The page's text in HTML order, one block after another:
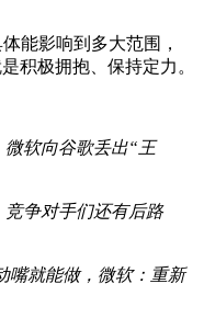
能影响到多大范围，
积极拥抱、保持定力。
微软向谷歌丢出“王
竞争对手们还有后路
嘴就能做，微软：重新